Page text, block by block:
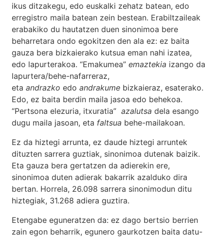
ikus ditzakegu, edo euskalki zehatz batean, edo
erregistro maila batean zein bestean. Erabiltzaileak
erabakiko du hautatzen duen sinonimoa bere
beharretara ondo egokitzen den ala ez: ez baita
gauza bera bizkaierako kutsua eman nahi izatea,
edo lapurterakoa. “Emakumea” emaztekia izango da
lapurtera/behe-nafarreraz,
eta andrazko edo andrakume bizkaieraz, esaterako.
Edo, ez baita berdin maila jasoa edo behekoa.
“Pertsona elezuria, itxuratia” azalutsa dela esango
dugu maila jasoan, eta faltsua behe-mailakoan.
Ez da hiztegi arrunta, ez daude hiztegi arruntek
dituzten sarrera guztiak, sinonimoa dutenak baizik.
Eta gauza bera gertatzen da adierekin ere,
sinonimoa duten adierak bakarrik azalduko dira
bertan. Horrela, 26.098 sarrera sinonimodun ditu
hiztegiak, 31.268 adiera guztira.
Etengabe eguneratzen da: ez dago bertsio berrien
zain egon beharrik, egunero gaurkotzen baita datu-